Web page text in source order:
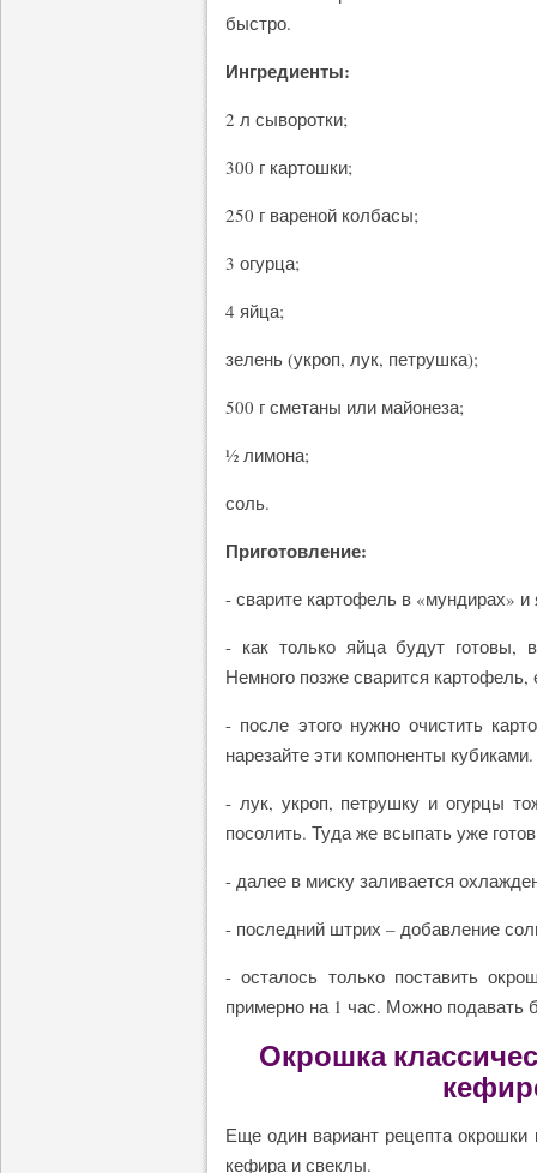
быстро.
Ингредиенты:
2 л сыворотки;
300 г картошки;
250 г вареной колбасы;
3 огурца;
4 яйца;
зелень (укроп, лук, петрушка);
500 г сметаны или майонеза;
½ лимона;
соль.
Приготовление:
- сварите картофель в «мундирах»
- как только яйца будут готовы,
Немного позже сварится
- после этого нужно очистить
нарезайте эти компоненты кубиками.
- лук, укроп, петрушку и огурцы
посолить. Туда же всыпать уже
- далее в миску заливается
- последний штрих – добавление
- осталось только поставить
примерно на 1 час. Можно подавать
Окрошка
Еще один вариант рецепта
кефира и свеклы.